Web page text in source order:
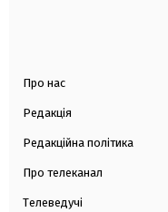
Про нас
Редакція
Редакційна політика
Про телеканал
Телеведучі